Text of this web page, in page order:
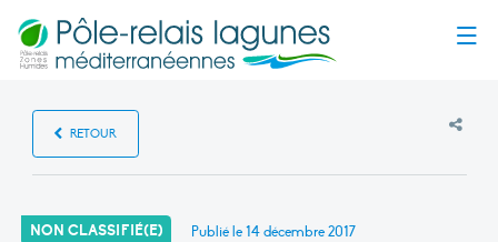
RETOUR
NON CLASSIFIÉ(E) Publié le14 décembre 2017